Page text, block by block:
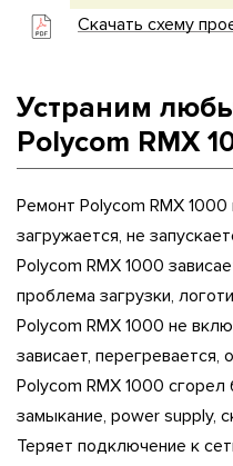
Скачать схему
Устраним
Polycom RMX
Ремонт Polycom RMX
загружается, не
Polycom RMX 1000
проблема загрузки,
Polycom RMX 1000 не
зависает, перегревается,
Polycom RMX 1000 сгорел
замыкание, power supply,
Теряет подключение к